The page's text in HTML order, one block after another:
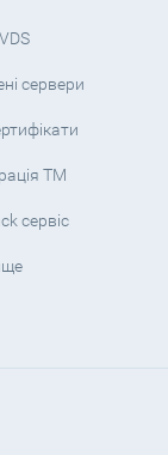
сервери
ТМ
сервіс